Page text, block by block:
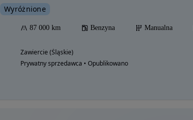
Wyróżnione
87 000 km Benzyna Manualna
Zawiercie (Śląskie)
Prywatny sprzedawca • Opublikowano